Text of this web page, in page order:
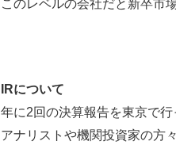
このレベルの会社だと新卒市
IRについて
年に2回の決算報告を東京で行
アナリストや機関投資家の方